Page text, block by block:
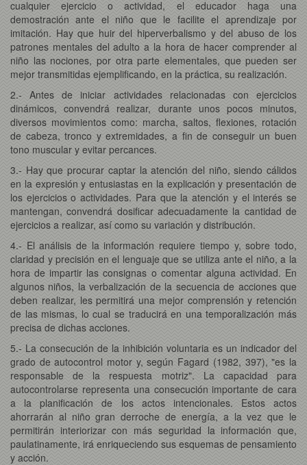
cualquier ejercicio o actividad, el educador haga una
demostración ante el niño que le facilite el aprendizaje por
imitación. Hay que huir del hiperverbalismo y del abuso de los
patrones mentales del adulto a la hora de hacer comprender al
niño las nociones, por otra parte elementales, que pueden ser
mejor transmitidas ejemplificando, en la práctica, su realización.
2.- Antes de iniciar actividades relacionadas con ejercicios
dinámicos, convendrá realizar, durante unos pocos minutos,
diversos movimientos como: marcha, saltos, flexiones, rotación
de cabeza, tronco y extremidades, a fin de conseguir un buen
tono muscular y evitar percances.
3.- Hay que procurar captar la atención del niño, siendo cálidos
en la expresión y entusiastas en la explicación y presentación de
los ejercicios o actividades. Para que la atención y el interés se
mantengan, convendrá dosificar adecuadamente la cantidad de
ejercicios a realizar, así como su variación y distribución.
4.- El análisis de la información requiere tiempo y, sobre todo,
claridad y precisión en el lenguaje que se utiliza ante el niño, a la
hora de impartir las consignas o comentar alguna actividad. En
algunos niños, la verbalización de la secuencia de acciones que
deben realizar, les permitirá una mejor comprensión y retención
de las mismas, lo cual se traducirá en una temporalización más
precisa de dichas acciones.
5.- La consecución de la inhibición voluntaria es un indicador del
grado de autocontrol motor y, según Fagard (1982, 397), "es la
responsable de la respuesta motriz". La capacidad para
autocontrolarse representa una consecución importante de cara
a la planificación de los actos intencionales. Estos actos
ahorrarán al niño gran derroche de energía, a la vez que le
permitirán interiorizar con más seguridad la información que,
paulatinamente, irá enriqueciendo sus esquemas de pensamiento
y acción.